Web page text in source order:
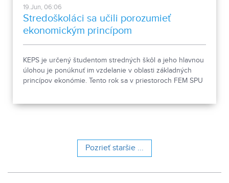
19.Jun, 06:06
Stredoškoláci sa učili porozumieť
ekonomickým princípom
KEPS je určený študentom stredných škôl a jeho hlavnou
úlohou je ponúknuť im vzdelanie v oblasti základných
princípov ekonómie. Tento rok sa v priestoroch FEM SPU
Pozrieť staršie ...